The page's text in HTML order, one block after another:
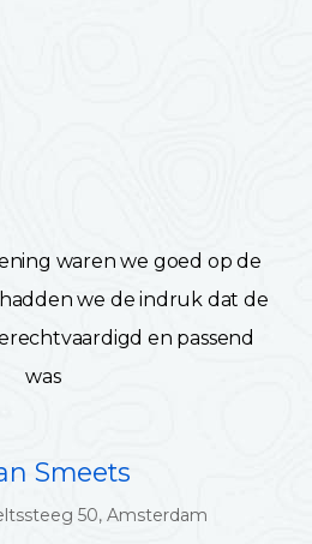
waren we goed op de
we de indruk dat de
en passend
was
Smeets
50, Amsterdam